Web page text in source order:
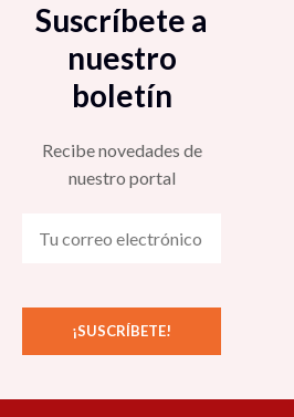
Suscríbete a
nuestro
boletín
Recibe novedades de
nuestro portal